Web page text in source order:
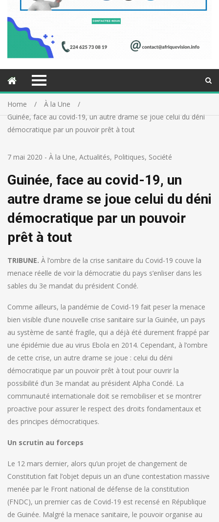
Home
À la Une
Guinée, face au covid-19, un autre drame se joue celui du déni
démocratique par un pouvoir prêt à tout
7 mai 2020 - À la Une, Actualités, Politiques, Société
Guinée, face au covid-19, un
autre drame se joue celui du déni
démocratique par un pouvoir
prêt à tout
TRIBUNE. À l’ombre de la crise sanitaire du Covid-19 couve la
menace réelle de voir la démocratie du pays s’enliser dans les
sables du 3e mandat du président Condé.
Comme ailleurs, la pandémie de Covid-19 fait peser la menace
bien visible d’une nouvelle crise sanitaire sur la Guinée, un pays
au système de santé fragile, qui a déjà été durement frappé par
une épidémie due au virus Ebola en 2014. Cependant, à l’ombre
de cette crise, un autre drame se joue : celui du déni
démocratique par un pouvoir prêt à tout pour ouvrir la
possibilité d’un 3e mandat au président Alpha Condé. La
communauté internationale doit se remobiliser et se montrer
proactive pour assurer le respect des droits fondamentaux et
des principes démocratiques.
Un scrutin au forceps
Le 12 mars dernier, alors qu’un projet de changement de
Constitution fait l’objet depuis un an d’une contestation massive
menée par le Front national de défense de la constitution
(FNDC), un premier cas de Covid-19 est recensé en République
de Guinée. Malgré la menace sanitaire, le pouvoir organise au